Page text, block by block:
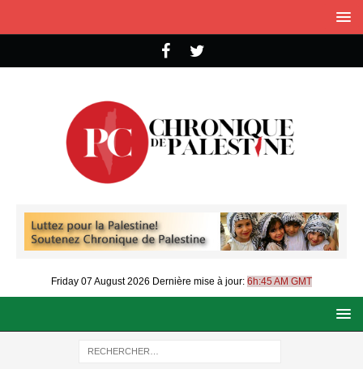
Friday 07 August 2026 Dernière mise à jour: 6h:45 AM GMT